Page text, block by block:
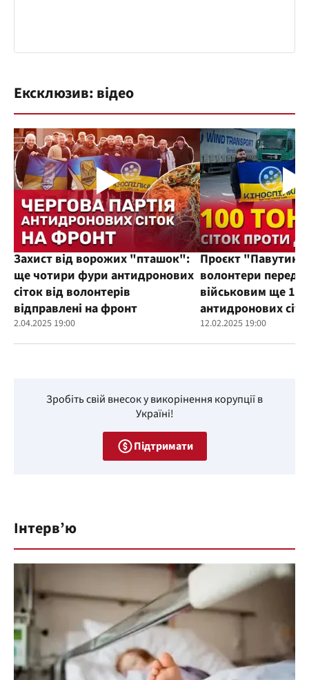
Ексклюзив: відео
Захист від ворожих "пташок":
ще чотири фури антидронових
сіток від волонтерів
відправлені на фронт
2.04.2025 19:00
Проєкт
волонтери
військовим ще
антидронових
12.02.2025 19:00
Зробіть свій внесок у викорінення корупції в
Україні!
Підтримати
Інтерв’ю